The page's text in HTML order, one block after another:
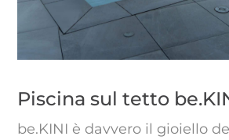
Piscina sul tetto
be.KINI è davvero il gioiello